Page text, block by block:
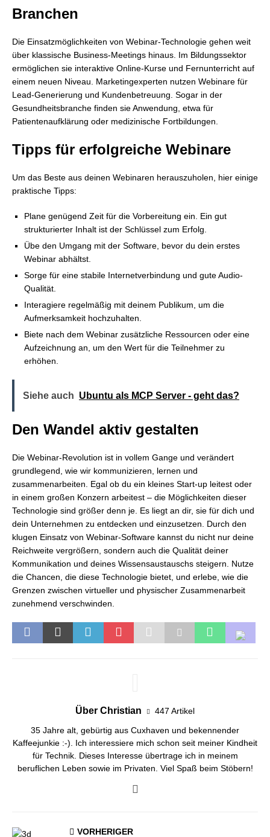
Branchen
Die Einsatzmöglichkeiten von Webinar-Technologie gehen weit
über klassische Business-Meetings hinaus. Im Bildungssektor
ermöglichen sie interaktive Online-Kurse und Fernunterricht auf
einem neuen Niveau. Marketingexperten nutzen Webinare für
Lead-Generierung und Kundenbetreuung. Sogar in der
Gesundheitsbranche finden sie Anwendung, etwa für
Patientenaufklärung oder medizinische Fortbildungen.
Tipps für erfolgreiche Webinare
Um das Beste aus deinen Webinaren herauszuholen, hier einige
praktische Tipps:
Plane genügend Zeit für die Vorbereitung ein. Ein gut
strukturierter Inhalt ist der Schlüssel zum Erfolg.
Übe den Umgang mit der Software, bevor du dein erstes
Webinar abhältst.
Sorge für eine stabile Internetverbindung und gute Audio-
Qualität.
Interagiere regelmäßig mit deinem Publikum, um die
Aufmerksamkeit hochzuhalten.
Biete nach dem Webinar zusätzliche Ressourcen oder eine
Aufzeichnung an, um den Wert für die Teilnehmer zu
erhöhen.
Siehe auch Ubuntu als MCP Server - geht das?
Den Wandel aktiv gestalten
Die Webinar-Revolution ist in vollem Gange und verändert
grundlegend, wie wir kommunizieren, lernen und
zusammenarbeiten. Egal ob du ein kleines Start-up leitest oder
in einem großen Konzern arbeitest – die Möglichkeiten dieser
Technologie sind größer denn je. Es liegt an dir, sie für dich und
dein Unternehmen zu entdecken und einzusetzen. Durch den
klugen Einsatz von Webinar-Software kannst du nicht nur deine
Reichweite vergrößern, sondern auch die Qualität deiner
Kommunikation und deines Wissensaustauschs steigern. Nutze
die Chancen, die diese Technologie bietet, und erlebe, wie die
Grenzen zwischen virtueller und physischer Zusammenarbeit
zunehmend verschwinden.
Über Christian 447 Artikel
35 Jahre alt, gebürtig aus Cuxhaven und bekennender
Kaffeejunkie :-). Ich interessiere mich schon seit meiner Kindheit
für Technik. Dieses Interesse übertrage ich in meinem
beruflichen Leben sowie im Privaten. Viel Spaß beim Stöbern!
VORHERIGER